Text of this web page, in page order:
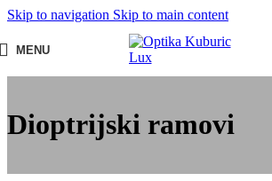
Skip to navigation Skip to main content
MENU
Dioptrijski ramovi